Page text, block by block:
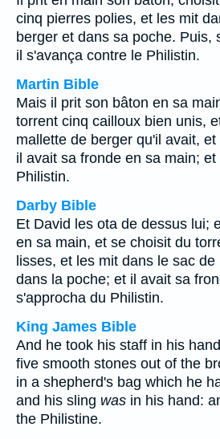
cinq pierres polies, et les mit
berger et dans sa poche. Puis,
il s'avança contre le Philistin.
Martin Bible
Mais il prit son bâton en sa
torrent cinq cailloux bien unis,
mallette de berger qu'il avait,
il avait sa fronde en sa main;
Philistin.
Darby Bible
Et David les ota de dessus lui;
en sa main, et se choisit du
lisses, et les mit dans le sac
dans la poche; et il avait sa
s'approcha du Philistin.
King James Bible
And he took his staff in his
five smooth stones out of the
in a shepherd's bag which he
and his sling was in his hand:
the Philistine.